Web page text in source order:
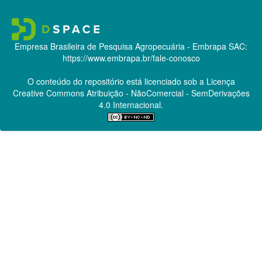
Empresa Brasileira de Pesquisa Agropecuária - Embrapa SAC:
https://www.embrapa.br/fale-conosco
O conteúdo do repositório está licenciado sob a Licença
Creative CommonsAtribuição - NãoComercial - SemDerivações
4.0 Internacional.